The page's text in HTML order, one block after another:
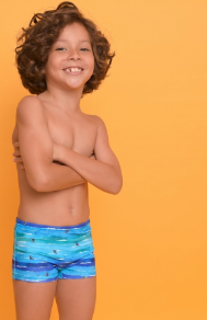
ser
escolhidas
na
página
do
produto